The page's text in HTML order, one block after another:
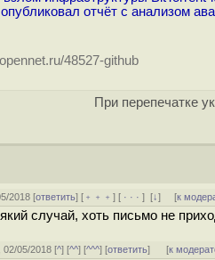
отчёт с анализом
48527-github
При перепечатке
2018 [ответить] [ ﹢﹢﹢] [ · · ·][↓] [к
случай, хоть письмо не
02/05/2018 [^] [^^] [^^^] [ответить] [к